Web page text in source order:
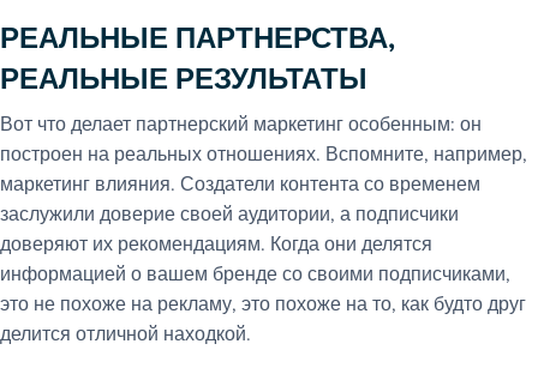
РЕАЛЬНЫЕ ПАРТНЕРСТВА,
РЕАЛЬНЫЕ РЕЗУЛЬТАТЫ
Вот что делает партнерский маркетинг особенным: он
построен на реальных отношениях. Вспомните, например,
маркетинг влияния. Создатели контента со временем
заслужили доверие своей аудитории, а подписчики
доверяют их рекомендациям. Когда они делятся
информацией о вашем бренде со своими подписчиками,
это не похоже на рекламу, это похоже на то, как будто друг
делится отличной находкой.